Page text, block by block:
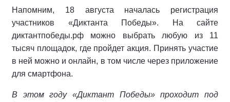
Напомним, 18 августа началась регистрация
участников «Диктанта Победы». На сайте
диктантпобеды.рф можно выбрать любую из 11
тысяч площадок, где пройдет акция. Принять участие
в ней можно и онлайн, в том числе через приложение
для смартфона.
В этом году «Диктант Победы» проходит под